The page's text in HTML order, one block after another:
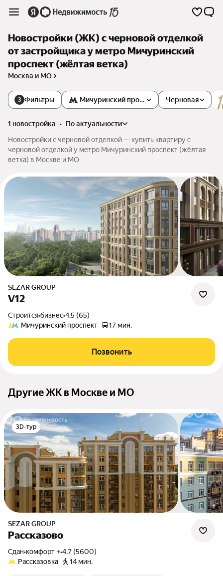
Новостройки (ЖК) с черновой отделкой
от застройщика у метро Мичуринский
проспект (жёлтая ветка)
Москва и МО
3 Фильтры Мичуринский проспект Черновая
1 новостройка •
по актуальности
Новостройки с черновой отделкой — купить квартиру с
черновой отделкой у метро Мичуринский проспект (жёлтая
ветка) в Москве и МО
SEZAR GROUP
V12
Строится•бизнес•4.5 (65)
Мичуринский проспект
17 мин.
Позвонить
Другие ЖК в Москве и МО
3D-тур
SEZAR GROUP
Рассказово
Сдан•комфорт +•4.7 (5600)
Рассказовка
14 мин.